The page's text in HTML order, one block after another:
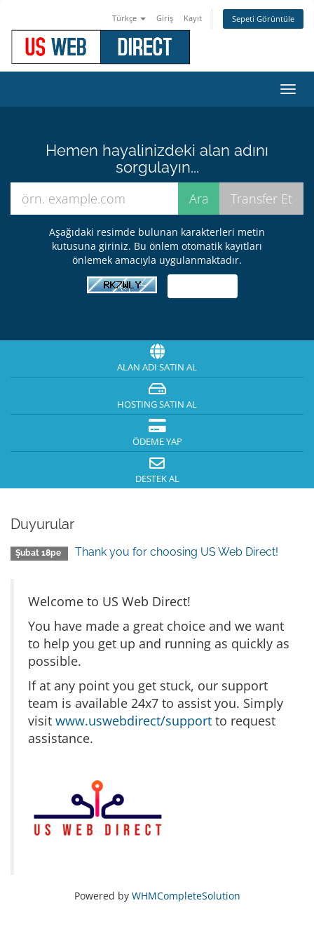
Türkçe Giriş Kayıt Sepeti Görüntüle
Hemen hayalinizdeki alan adını
sorgulayın...
Aşağıdaki resimde bulunan karakterleri metin
kutusuna giriniz. Bu önlem otomatik kayıtları
önlemek amacıyla uygulanmaktadır.
ALAN ADI SATIN AL
HOSTING SATIN AL
ÖDEME YAP
DESTEK AL
Duyurular
Şubat 18pe Thank you for choosing US Web Direct!
Welcome to US Web Direct!
You have made a great choice and we want
to help you get up and running as quickly as
possible.
If at any point you get stuck, our support
team is available 24x7 to assist you. Simply
visit www.uswebdirect/support to request
assistance.
Powered by WHMCompleteSolution